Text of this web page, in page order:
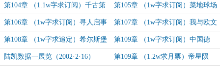
文，把利物浦从王座踢下去！ 双杰战陆凯，安菲尔德奇迹夜
第104章 （1.1w字求订阅）千古第
一金童
第105章 （1w字求订阅）菜地球场
多浇水，阿森纳发布寻人启事
第106章 （1w字求订阅）寻人启事
陆凯版，阿森纳的球员在哪里？
第107章 （1w字求订阅）我与欧文
共掌天下，利物浦侮辱性报价
第108章 （1w字求追定）希尔斯堡
惨案，他像阵风一样，英丙历史标王
第109章 （1w字求订阅）中国德
比，矮人德比，哈贝之父德比
陆凯数据一展览（2002·2·16） 第109章 （1.2w求月票）帝星陨